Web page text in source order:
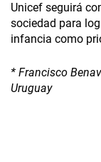
Unicef seguirá
sociedad para
infancia como
* Francisco
Uruguay